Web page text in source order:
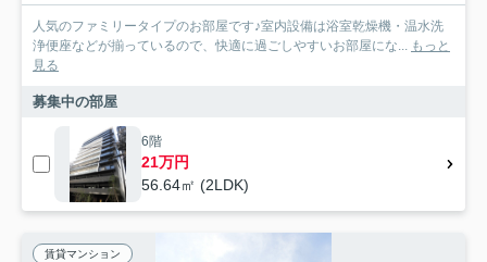
人気のファミリータイプのお部屋です♪室内設備は浴室乾燥機・温水洗
浄便座などが揃っているので、快適に過ごしやすいお部屋にな... もっと
見る
募集中の部屋
6階
21万円
56.64㎡ (2LDK)
賃貸マンション